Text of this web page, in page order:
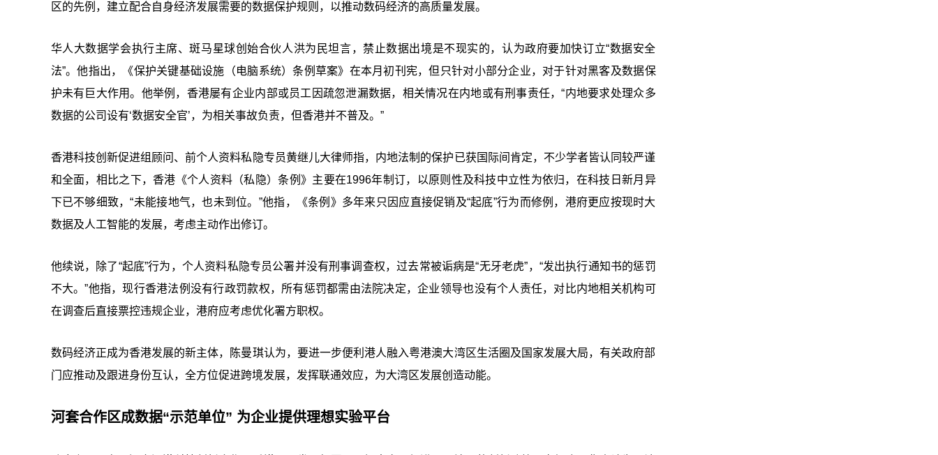
区的先例，建立配合自身经济发展需要的数据保护规则，以推动数码经济的高质量发展。
华人大数据学会执行主席、斑马星球创始合伙人洪为民坦言，禁止数据出境是不现实的，认为政府要加快订立“数据安全
法”。他指出，《保护关键基础设施（电脑系统）条例草案》在本月初刊宪，但只针对小部分企业，对于针对黑客及数据保
护未有巨大作用。他举例，香港屡有企业内部或员工因疏忽泄漏数据，相关情况在内地或有刑事责任，“内地要求处理众多
数据的公司设有‘数据安全官’，为相关事故负责，但香港并不普及。”
香港科技创新促进组顾问、前个人资料私隐专员黄继儿大律师指，内地法制的保护已获国际间肯定，不少学者皆认同较严谨
和全面，相比之下，香港《个人资料（私隐）条例》主要在1996年制订，以原则性及科技中立性为依归，在科技日新月异
下已不够细致，“未能接地气，也未到位。”他指，《条例》多年来只因应直接促销及“起底”行为而修例，港府更应按现时大
数据及人工智能的发展，考虑主动作出修订。
他续说，除了“起底”行为，个人资料私隐专员公署并没有刑事调查权，过去常被诟病是“无牙老虎”，“发出执行通知书的惩罚
不大。”他指，现行香港法例没有行政罚款权，所有惩罚都需由法院决定，企业领导也没有个人责任，对比内地相关机构可
在调查后直接票控违规企业，港府应考虑优化署方职权。
数码经济正成为香港发展的新主体，陈曼琪认为，要进一步便利港人融入粤港澳大湾区生活圈及国家发展大局，有关政府部
门应推动及跟进身份互认，全方位促进跨境发展，发挥联通效应，为大湾区发展创造动能。
河套合作区成数据“示范单位” 为企业提供理想实验平台